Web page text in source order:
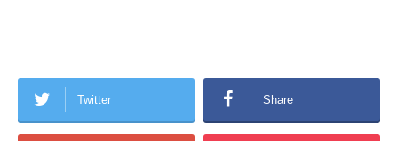
Twitter Share